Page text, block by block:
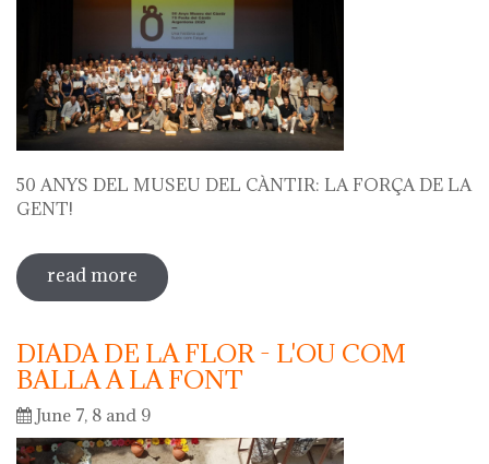
50 ANYS DEL MUSEU DEL CÀNTIR: LA FORÇA DE LA
GENT!
read more sobre 50 anys del museu del càntir: la
força de la gent!
DIADA DE LA FLOR - L'OU COM
BALLA A LA FONT
June 7, 8 and 9